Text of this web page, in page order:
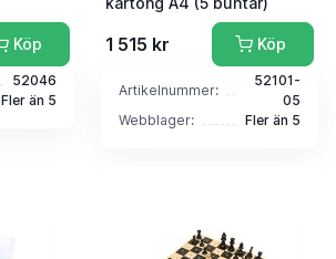
Köp
52046
Fler än 5
1 515 kr Köp
Artikelnummer:
52101-
05
Webblager:
Fler än 5